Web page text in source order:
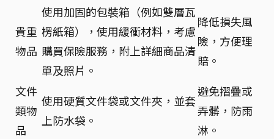
貴重
物品
使用加固的包裝箱（例如雙層瓦
楞紙箱），使用緩衝材料，考慮
購買保險服務，附上詳細商品清
單及照片。
降低損失風
險，方便理
賠。
文件
類物
品
使用硬質文件袋或文件夾，並套
上防水袋。
避免摺疊或
弄髒，防雨
淋。